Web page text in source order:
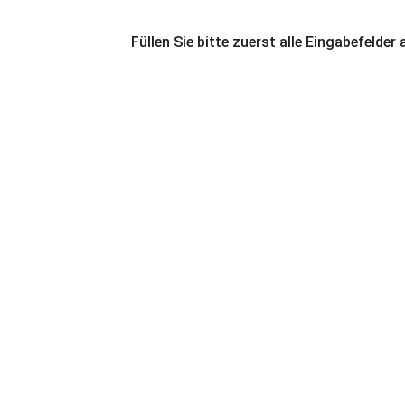
Füllen Sie bitte zuerst alle Eingabefelder